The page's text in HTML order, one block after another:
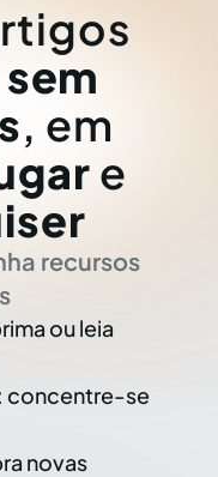
sem
, em
e
recursos
ou leia
concentre-se
novas